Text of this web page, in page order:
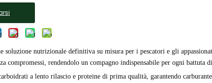
soluzione nutrizionale definitiva su misura per i pescatori e gli
compromessi, rendendolo un compagno indispensabile per ogni battuta
a lento rilascio e proteine ​​di prima qualità, garantendo